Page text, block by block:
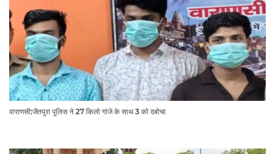
वाराणसी:जैतपुरा पुलिस ने 27 किलो गांजे के साथ 3 को दबोचा